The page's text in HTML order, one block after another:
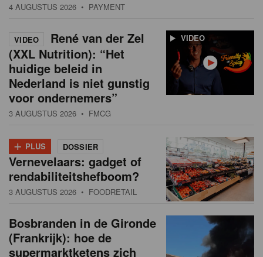
4 AUGUSTUS 2026 • PAYMENT
VIDEO
VIDEO
René van der Zel
(XXL Nutrition): “Het
huidige beleid in
Nederland is niet gunstig
voor ondernemers”
3 AUGUSTUS 2026 • FMCG
+ PLUS DOSSIER
Vernevelaars: gadget of
rendabiliteitshefboom?
3 AUGUSTUS 2026 • FOODRETAIL
Bosbranden in de Gironde
(Frankrijk): hoe de
supermarktketens zich